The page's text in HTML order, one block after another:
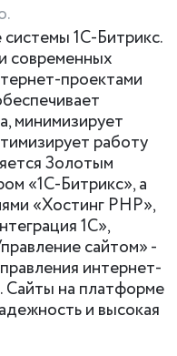
1С-Битрикс.
современных
проектами
минимизирует
работу
Золотым
«1С-Битрикс», а
«Хостинг PHP»,
1С»,
сайтом» -
интернет-
Сайты на платформе
и высокая